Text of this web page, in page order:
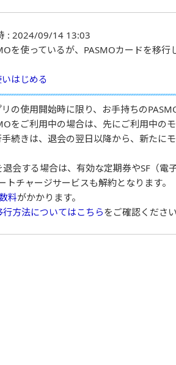
: 2024/09/14 13:03
を使っているが、PASMOカードを移行
はじめる
の使用開始時に限り、お手持ちの
をご利用中の場合は、先にご利用中の
続きは、退会の翌日以降から、新たに
会する場合は、有効な定期券やSF（
トチャージサービスも解約となります。
料がかかります。
方法についてはこちらをご確認くださ